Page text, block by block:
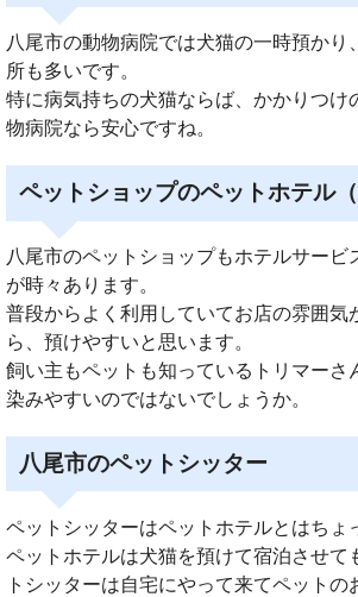
八尾市の動物病院では犬猫の一時預かり
所も多いです。
特に病気持ちの犬猫ならば、かかりつけ
物病院なら安心ですね。
ペットショップのペットホテル（
八尾市のペットショップもホテルサービ
が時々あります。
普段からよく利用していてお店の雰囲気
ら、預けやすいと思います。
飼い主もペットも知っているトリマーさ
染みやすいのではないでしょうか。
八尾市のペットシッター
ペットシッターはペットホテルとはちょ
ペットホテルは犬猫を預けて宿泊させて
トシッターは自宅にやって来てペットの